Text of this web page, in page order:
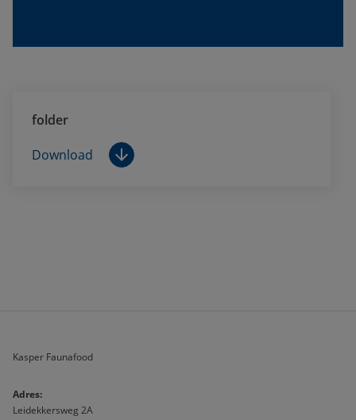
folder
Download
Kasper Faunafood
Adres:
Leidekkersweg 2A